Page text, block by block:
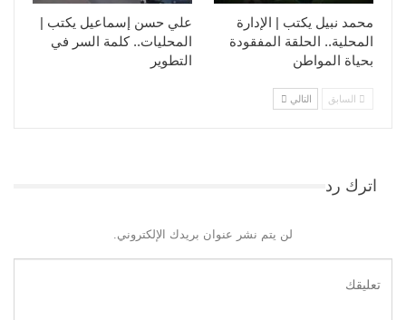
علي حسن إسماعيل يكتب |
المحليات.. كلمة السر في
التطوير​
محمد نبيل يكتب | الإدارة
المحلية.. الحلقة المفقودة
بحياة المواطن
السابق التالي
اترك رد
لن يتم نشر عنوان بريدك الإلكتروني.